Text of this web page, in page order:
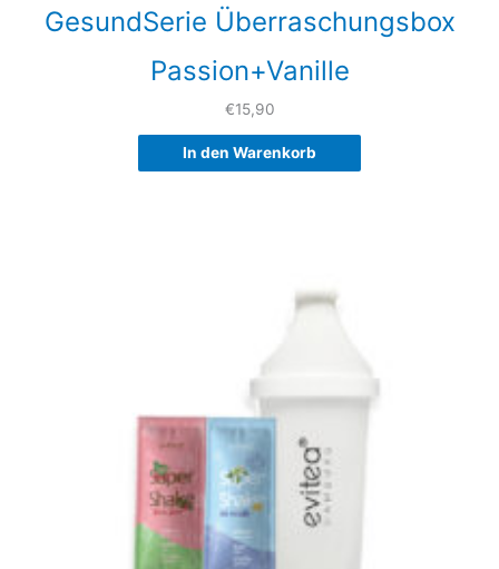
GesundSerie Überraschungsbox
Passion+Vanille
€15,90
In den Warenkorb